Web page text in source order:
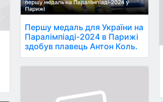
Першу медаль для України на
Паралімпіаді-2024 в Парижі
здобув плавець Антон Коль.